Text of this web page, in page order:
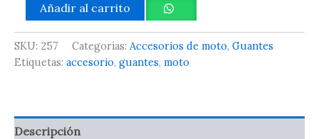
Añadir al carrito
SKU: 257 Categorías: Accesorios de moto, Guantes
Etiquetas: accesorio, guantes, moto
Descripción